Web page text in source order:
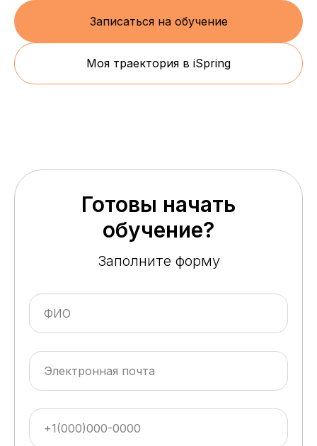
Записаться на обучение
Моя траектория в iSpring
Готовы начать
обучение?
Заполните форму